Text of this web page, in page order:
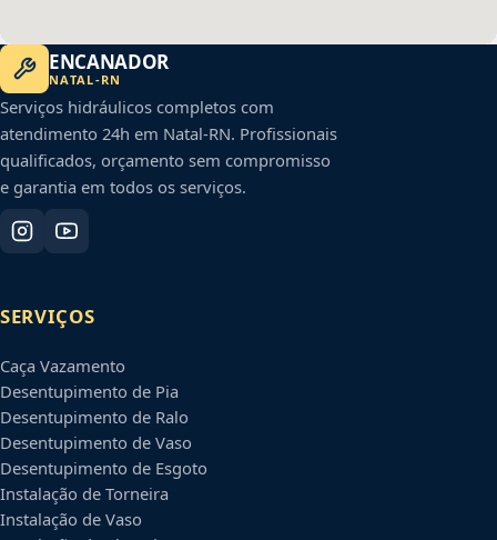
ENCANADOR
NATAL-RN
Serviços hidráulicos completos com
atendimento 24h em Natal-RN. Profissionais
qualificados, orçamento sem compromisso
e garantia em todos os serviços.
SERVIÇOS
Caça Vazamento
Desentupimento de Pia
Desentupimento de Ralo
Desentupimento de Vaso
Desentupimento de Esgoto
Instalação de Torneira
Instalação de Vaso